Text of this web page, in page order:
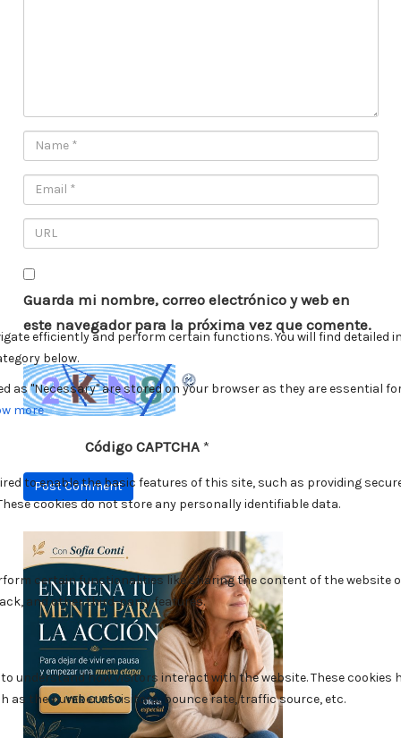
Guarda mi nombre, correo electrónico y web en
este navegador para la próxima vez que comente.
Código CAPTCHA*